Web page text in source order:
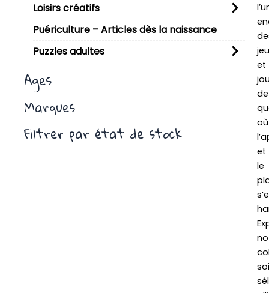
Loisirs créatifs
Puériculture – Articles dès la naissance
Puzzles adultes
Ages
Marques
Filtrer par état de stock
et
de
où
et
le